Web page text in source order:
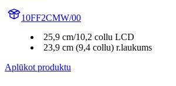
10FF2CMW/00
25,9 cm/10,2 collu LCD
23,9 cm (9,4 collu) r.laukums
Aplūkot produktu